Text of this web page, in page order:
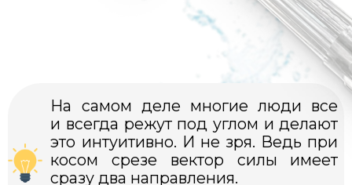
Это влечет за собой
и другие достоинства
отсутствие дополнительной
нагрузки исключает риск
раздражения даже чувствительной
кожи (станок подходит людям
с жесткой щетиной);